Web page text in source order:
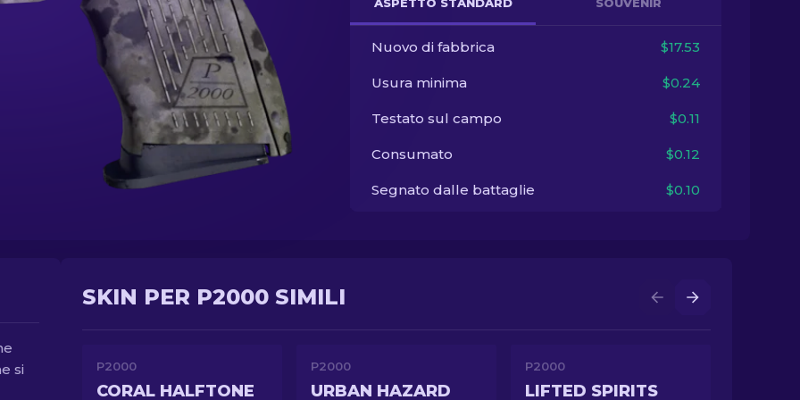
Nuovo di fabbrica $17.53
Usura minima $0.24
Testato sul campo $0.11
Consumato $0.12
Segnato dalle battaglie $0.10
si
SKIN PER P2000 SIMILI
P2000
CORAL HALFTONE
P2000
URBAN HAZARD
P2000
LIFTED SPIRITS